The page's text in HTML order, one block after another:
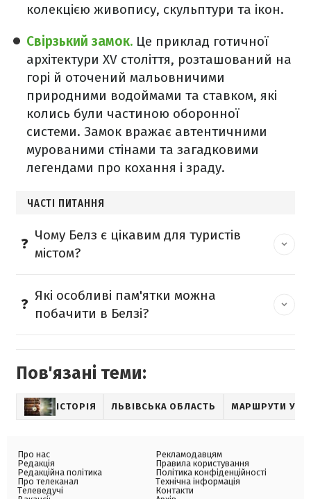
колекцією живопису, скульптури та ікон.
Свірзький замок. Це приклад готичної
архітектури XV століття, розташований на
горі й оточений мальовничими
природними водоймами та ставком, які
колись були частиною оборонної
системи. Замок вражає автентичними
мурованими стінами та загадковими
легендами про кохання і зраду.
ЧАСТІ ПИТАННЯ
Чому Белз є цікавим для туристів
містом?
Які особливі пам'ятки можна
побачити в Белзі?
Пов'язані теми:
ІСТОРІЯ ЛЬВІВСЬКА ОБЛАСТЬ МАРШРУТИ
Про нас
Редакція
Редакційна політика
Про телеканал
Телеведучі
Рекламодавцям
Правила користування
Політика конфіденційності
Технічна інформація
Контакти